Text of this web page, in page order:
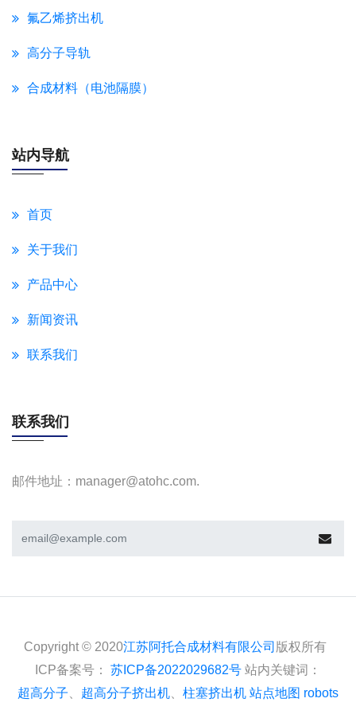
氟乙烯挤出机
高分子导轨
合成材料（电池隔膜）
站内导航
首页
关于我们
产品中心
新闻资讯
联系我们
联系我们
邮件地址：manager@atohc.com.
Copyright © 2020江苏阿托合成材料有限公司 版权所有
ICP备案号： 苏ICP备2022029682号 站内关键词：
超高分子
超高分子挤出机 柱塞挤出机 站点地图 robots